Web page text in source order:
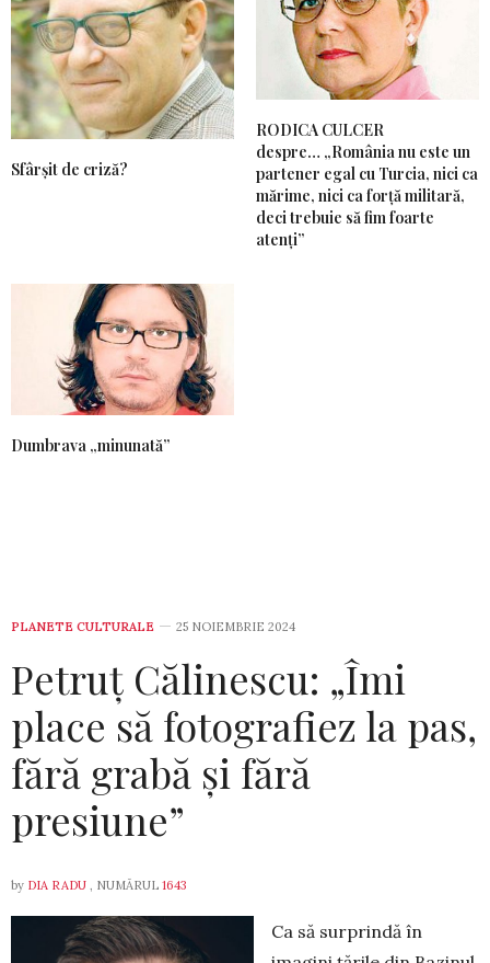
Sfârșit de criză?
RODICA CULCER
despre… „România nu este un
partener egal cu Turcia, nici ca
mărime, nici ca forță militară,
deci trebuie să fim foarte
atenți”
Dumbrava „minunată”
PLANETE CULTURALE 25 NOIEMBRIE 2024
Petruț Călinescu: „Îmi
place să fotografiez la pas,
fără grabă și fără
presiune”
by DIA RADU , NUMĂRUL 1643
Ca să surprindă în